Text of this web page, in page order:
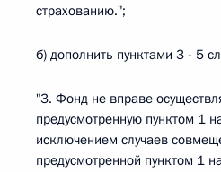
страхованию.";
б) дополнить пунктами 3 - 5
"3. Фонд не вправе
предусмотренную пунктом 1
исключением случаев
предусмотренной пунктом 1